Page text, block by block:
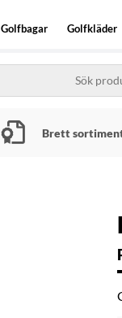
Golfbagar Golfkläder
Brett